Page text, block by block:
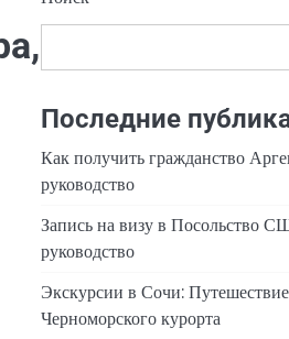
Последние
Как получить гражданство
руководство
Запись на визу в Посольство
руководство
Экскурсии в Сочи:
Черноморского курорта